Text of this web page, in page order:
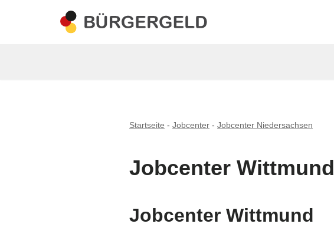
Startseite - Jobcenter - Jobcenter Niedersachsen
Jobcenter Wittmund
Jobcenter Wittmund